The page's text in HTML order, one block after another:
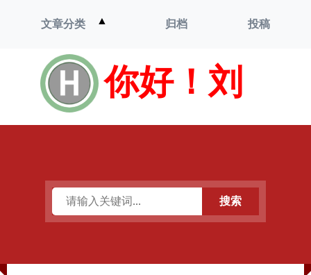
你好！刘
文章分类 ▲
单
归档 投稿
搜索